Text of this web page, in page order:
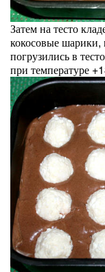
Затем на тесто
кокосовые
погрузились в
при температуре